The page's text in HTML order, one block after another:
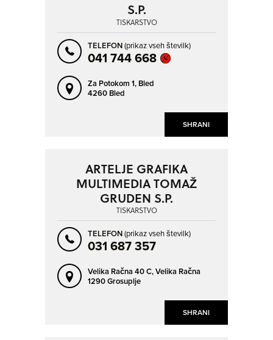
SHRANI
S.P.
TISKARSTVO
TELEFON(prikaz vseh številk)
041 744 668
Za Potokom 1, Bled
4260 Bled
SHRANI
ARTELJE GRAFIKA
MULTIMEDIA TOMAŽ
GRUDEN S.P.
TISKARSTVO
TELEFON(prikaz vseh številk)
031 687 357
Velika Račna 40 C,Velika Račna
1290 Grosuplje